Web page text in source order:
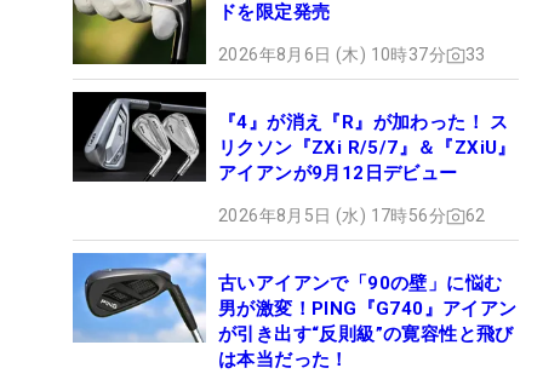
ドを限定発売
2026年8月6日 (木) 10時37分 33
『4』が消え『R』が加わった！ ス
リクソン『ZXi R/5/7』＆『ZXiU』
アイアンが9月12日デビュー
2026年8月5日 (水) 17時56分 62
古いアイアンで「90の壁」に悩む
男が激変！PING『G740』アイアン
が引き出す“反則級”の寛容性と飛び
は本当だった！